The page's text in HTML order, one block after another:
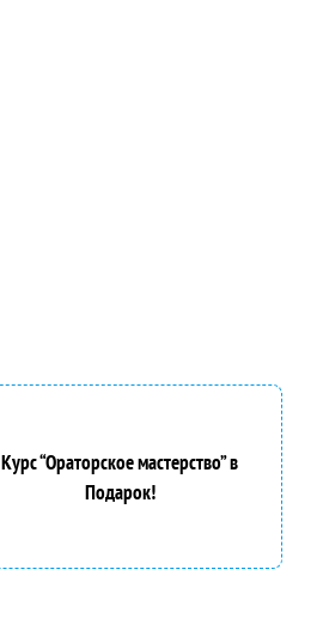
Курс “Ораторское мастерство” в
Подарок!